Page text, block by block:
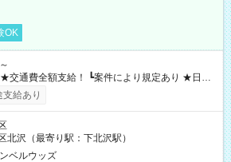
OK
あり） ┗働いたその日に現金GET♪ お仕事後はコ
払い分を引き落とせます！ 【試用期間】試
給あり
北沢（最寄り駅：下北沢駅）
ベルウッズ